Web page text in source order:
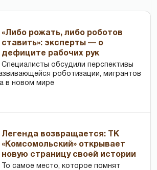
«Либо рожать, либо роботов
ставить»: эксперты — о
дефиците рабочих рук
Специалисты обсудили перспективы
роботизации, мигрантов
в новом мире
Легенда возвращается: ТК
«Комсомольский» открывает
новую страницу своей истории
То самое место, которое помнят